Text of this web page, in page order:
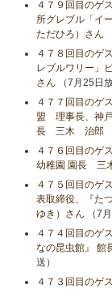
４７９回目のゲ
所グレブル「イ
ただひろ）さん
４７８回目のゲ
レブルワリー」
さん （7月25日放
４７７回目のゲ
盟 理事長、神
長 三木 治郎
４７６回目のゲ
幼稚園 園長 三
４７５回目のゲ
表取締役、『た
ゆき）さん （7
４７４回目のゲ
なの昆虫館』 館
送）
４７３回目のゲ